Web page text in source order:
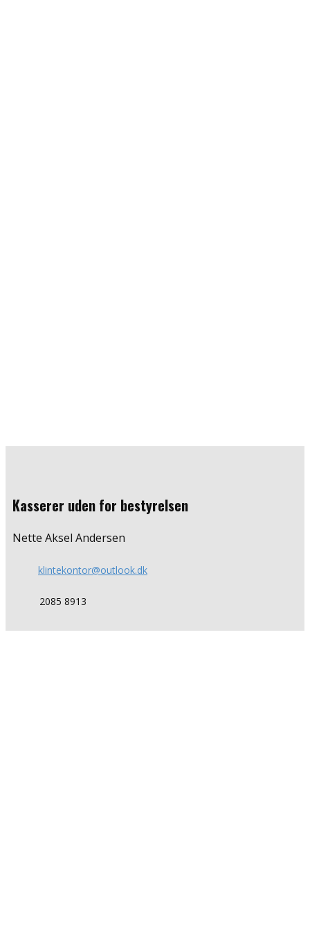
Kasserer uden for bestyrelsen
Nette Aksel Andersen
klintekontor@outlook.dk
​2085 8913